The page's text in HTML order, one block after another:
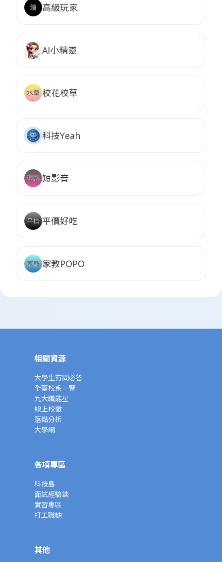
高級玩家
AI小精靈
校花校草
科技Yeah
短影音
平價好吃
家教POPO
相關資源
大學生有問必答
全臺校系一覽
九大職能星
線上校徵
落點分析
大學網
各項專區
科技島
面試經驗談
實習專區
打工職缺
其他